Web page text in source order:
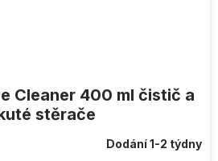
Cleaner 400 ml čistič a
stěrače
Dodání 1-2 týdny